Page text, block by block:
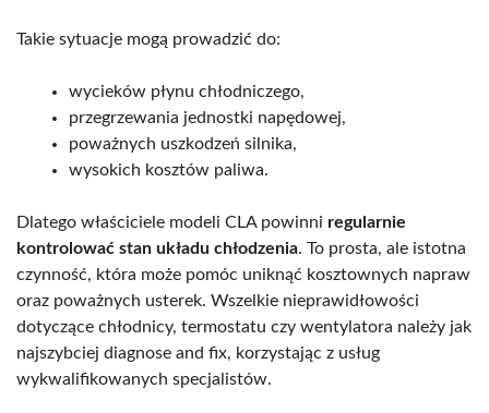
Takie sytuacje mogą prowadzić do:
wycieków płynu chłodniczego,
przegrzewania jednostki napędowej,
poważnych uszkodzeń silnika,
wysokich kosztów paliwa.
Dlatego właściciele modeli CLA powinni regularnie
kontrolować stan układu chłodzenia. To prosta, ale istotna
czynność, która może pomóc uniknąć kosztownych napraw
oraz poważnych usterek. Wszelkie nieprawidłowości
dotyczące chłodnicy, termostatu czy wentylatora należy jak
najszybciej diagnose and fix, korzystając z usług
wykwalifikowanych specjalistów.